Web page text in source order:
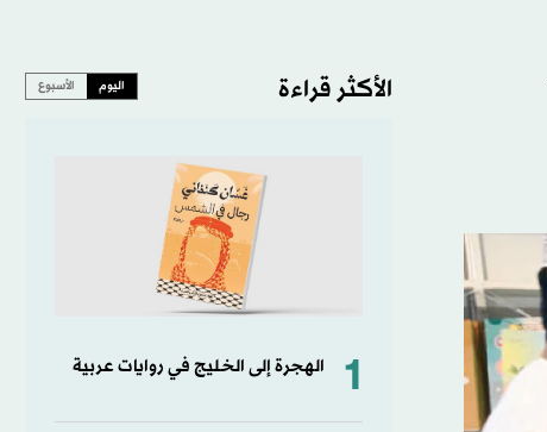
الأكثر قراءة اليوم الأسبوع
1 الهجرة إلى الخليج في روايات عربية